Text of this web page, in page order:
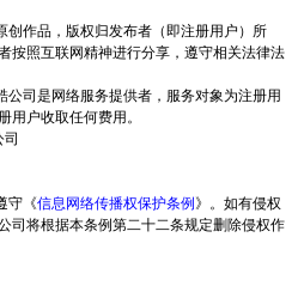
创作品，版权归发布者（即注册用户）所
按照互联网精神进行分享，遵守相关法律法
司是网络服务提供者，服务对象为注册用
用户收取任何费用。
守《信息网络传播权保护条例 》。如有侵权
司将根据本条例第二十二条规定删除侵权作